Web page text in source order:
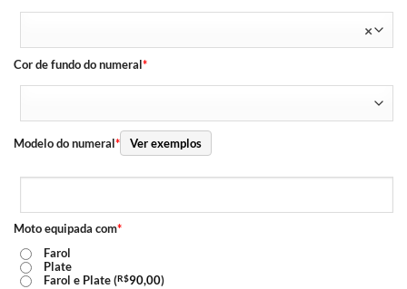
×
Cor de fundo do numeral*
Modelo do numeral* Ver exemplos
Moto equipada com*
Farol
Plate
Farol e Plate (R$90,00)